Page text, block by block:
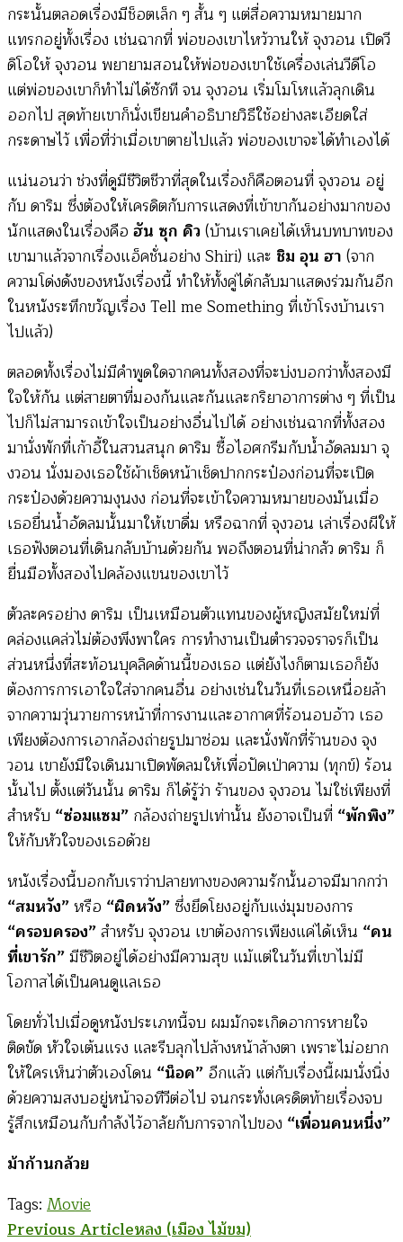
กระนั้นตลอดเรื่องมีช็อตเล็ก ๆ สั้น ๆ แต่สื่อความหมายมาก
แทรกอยู่ทั้งเรื่อง เช่นฉากที่ พ่อของเขาไหว้วานให้ จุงวอน เปิดวี
ดิโอให้ จุงวอน พยายามสอนให้พ่อของเขาใช้เครื่องเล่นวีดีโอ
แต่พ่อของเขาก็ทำไม่ได้ซักที จน จุงวอน เริ่มโมโหแล้วลุกเดิน
ออกไป สุดท้ายเขาก็นั่งเขียนคำอธิบายวิธีใช้อย่างละเอียดใส่
กระดาษไว้ เพื่อที่ว่าเมื่อเขาตายไปแล้ว พ่อของเขาจะได้ทำเองได้
แน่นอนว่า ช่วงที่ดูมีชีวิตชีวาที่สุดในเรื่องก็คือตอนที่ จุงวอน อยู่
กับ ดาริม ซึ่งต้องให้เครดิตกับการแสดงที่เข้าขากันอย่างมากของ
นักแสดงในเรื่องคือ ฮัน ซุก คิว (บ้านเราเคยได้เห็นบทบาทของ
เขามาแล้วจากเรื่องแอ็คชั่นอย่าง Shiri) และ ชิม อุน ฮา (จาก
ความโด่งดังของหนังเรื่องนี้ ทำให้ทั้งคู่ได้กลับมาแสดงร่วมกันอีก
ในหนังระทึกขวัญเรื่อง Tell me Something ที่เข้าโรงบ้านเรา
ไปแล้ว)
ตลอดทั้งเรื่องไม่มีคำพูดใดจากคนทั้งสองที่จะบ่งบอกว่าทั้งสองมี
ใจให้กัน แต่สายตาที่มองกันและกันและกริยาอาการต่าง ๆ ที่เป็น
ไปก็ไม่สามารถเข้าใจเป็นอย่างอื่นไปได้ อย่างเช่นฉากที่ทั้งสอง
มานั่งพักที่เก้าอี้ในสวนสนุก ดาริม ซื้อไอศกรีมกับน้ำอัดลมมา จุ
งวอน นั่งมองเธอใช้ผ้าเช็ดหน้าเช็ดปากกระป๋องก่อนที่จะเปิด
กระป๋องด้วยความงุนงง ก่อนที่จะเข้าใจความหมายของมันเมื่อ
เธอยื่นน้ำอัดลมนั้นมาให้เขาดื่ม หรือฉากที่ จุงวอน เล่าเรื่องผีให้
เธอฟังตอนที่เดินกลับบ้านด้วยกัน พอถึงตอนที่น่ากลัว ดาริม ก็
ยื่นมือทั้งสองไปคล้องแขนของเขาไว้
ตัวละครอย่าง ดาริม เป็นเหมือนตัวแทนของผู้หญิงสมัยใหม่ที่
คล่องแคล่วไม่ต้องพึงพาใคร การทำงานเป็นตำรวจจราจรก็เป็น
ส่วนหนึ่งที่สะท้อนบุคลิคด้านนี้ของเธอ แต่ยังไงก็ตามเธอก็ยัง
ต้องการการเอาใจใส่จากคนอื่น อย่างเช่นในวันที่เธอเหนื่อยล้า
จากความวุ่นวายการหน้าที่การงานและอากาศที่ร้อนอบอ้าว เธอ
เพียงต้องการเอากล้องถ่ายรูปมาซ่อม และนั่งพักที่ร้านของ จุง
วอน เขายังมีใจเดินมาเปิดพัดลมให้เพื่อปัดเป่าความ (ทุกข์) ร้อน
นั้นไป ตั้งแต่วันนั้น ดาริม ก็ได้รู้ว่า ร้านของ จุงวอน ไม่ใช่เพียงที่
สำหรับ “ซ่อมแซม” กล้องถ่ายรูปเท่านั้น ยังอาจเป็นที่ “พักพิง”
ให้กับหัวใจของเธอด้วย
หนังเรื่องนี้บอกกับเราว่าปลายทางของความรักนั้นอาจมีมากกว่า
“สมหวัง”หรือ “ผิดหวัง”ซึ่งยึดโยงอยู่กับแง่มุมของการ
“ครอบครอง”สำหรับ จุงวอน เขาต้องการเพียงแค่ได้เห็น “คน
ที่เขารัก”มีชีวิตอยู่ได้อย่างมีความสุข แม้แต่ในวันที่เขาไม่มี
โอกาสได้เป็นคนดูแลเธอ
โดยทั่วไปเมื่อดูหนังประเภทนี้จบ ผมมักจะเกิดอาการหายใจ
ติดขัด หัวใจเต้นแรง และรีบลุกไปล้างหน้าล้างตา เพราะไม่อยาก
ให้ใครเห็นว่าตัวเองโดน “น็อค” อีกแล้ว แต่กับเรื่องนี้ผมนั่งนิ่ง
ด้วยความสงบอยู่หน้าจอทีวีต่อไป จนกระทั่งเครดิตท้ายเรื่องจบ
รู้สึกเหมือนกับกำลังไว้อาลัยกับการจากไปของ “เพื่อนคนหนึ่ง”
ม้าก้านกล้วย
Tags: Movie
Previous Articleหลง (เมือง ไม้ขม)